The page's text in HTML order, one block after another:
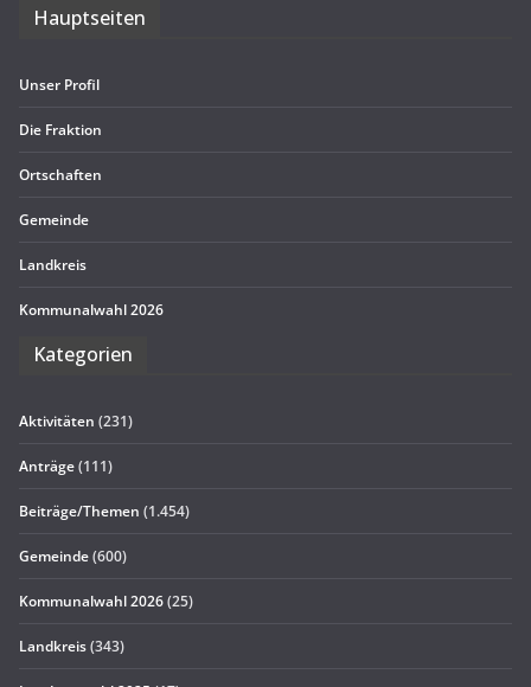
Haupt­sei­ten
Unser Pro­fil
Die Frak­tion
Ort­schaf­ten
Gemeinde
Land­kreis
Kom­mu­nal­wahl 2026
Kate­go­rien
Aktivitäten (231)
Anträge(111)
Beiträge/Themen (1.454)
Gemeinde(600)
Kommunalwahl 2026(25)
Landkreis(343)